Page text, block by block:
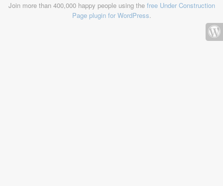
Join more than 400,000 happy people using the free Under Construction
Page plugin for WordPress.